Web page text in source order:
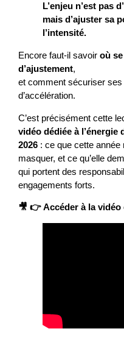
L’enjeu n’est pas
mais d’ajuster sa
l’intensité.
Encore faut-il savoir où
d’ajustement,
et comment sécuriser
d’accélération.
C’est précisément cette
vidéo dédiée à l’énergie
2026 : ce que cette année
masquer, et ce qu’elle
qui portent des
engagements forts.
🎥 👉Accéder à la